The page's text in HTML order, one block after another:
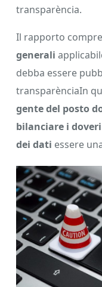
transparència.
Il rapporto
generali
debba essere
transparènciaIn
gente del posto
bilanciare i
dei dati essere